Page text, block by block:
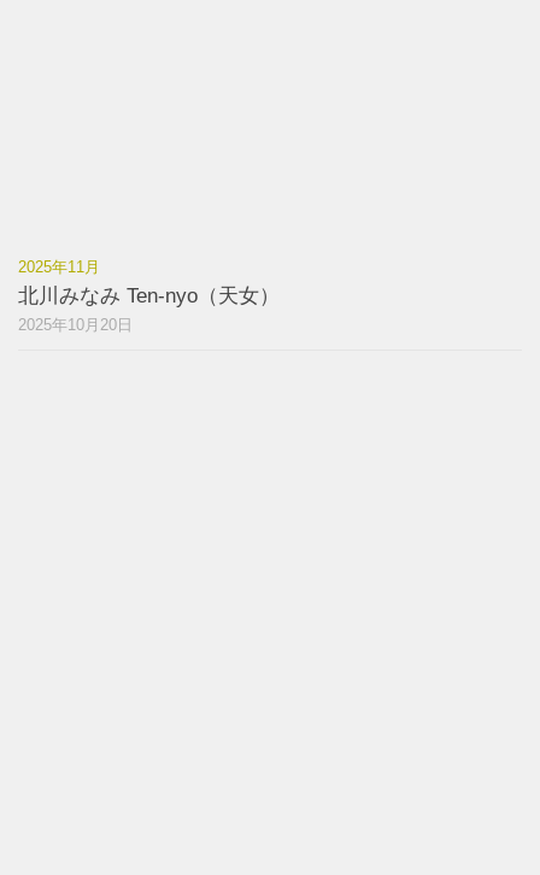
2025年11月
北川みなみ Ten-nyo（天女）
2025年10月20日